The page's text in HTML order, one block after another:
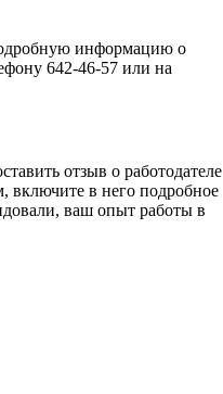
информацию о
642-46-57 или на
отзыв о работодателе
включите в него подробное
ваш опыт работы в